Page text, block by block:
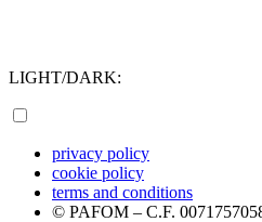
LIGHT/DARK:
privacy policy
cookie policy
terms and conditions
© PAFOM – C.F.